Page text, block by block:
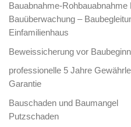
Bauabnahme-
Bauüberwachung –
Einfamilienhaus
Beweissicherung vor
professionelle 5 Jahre
Garantie
Bauschaden und Baumangel
Putzschaden